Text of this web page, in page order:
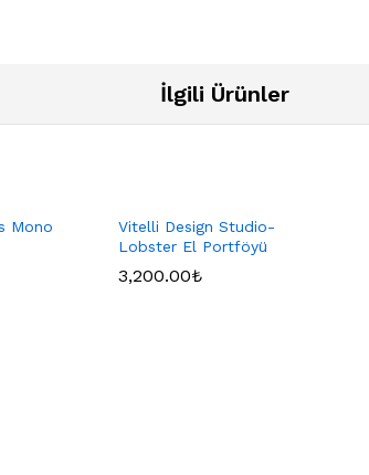
İlgili Ürünler
Mono
Vitelli Design Studio-
Lobster El Portföyü
3,200.00₺